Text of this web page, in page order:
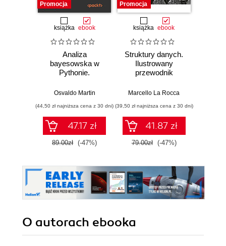
Promocja
książka ebook
Analiza
bayesowska w
Pythonie.
przewodnik po
probabilistycznym.
Wydanie III
Osvaldo Martin
(44,50 zł najniższa cena z 30 dni)
47.17 zł
89.00zł (-47%)
Promocja
książka ebook
Struktury danych.
Ilustrowany
przewodnik
Marcello La Rocca
(39,50 zł najniższa cena z 30 dni)
41.87 zł
79.00zł (-47%)
O autorach ebooka